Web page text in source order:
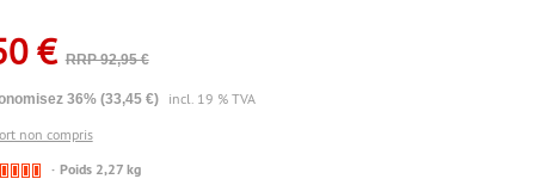
€ RRP 92,95 €
36% (33,45 €)
incl. 19 % TVA
non compris
🔴 Poids 2,27 kg